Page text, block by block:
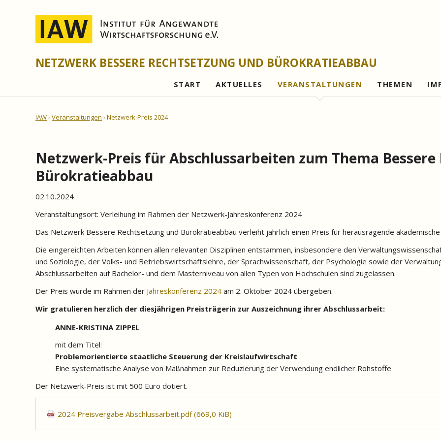
NETZWERK BESSERE RECHTSETZUNG UND BÜROKRATIEABBAU
START AKTUELLES VERANSTALTUNGEN THEMEN
Bürokratieabbau
IAW Veranstaltungen Netzwerk-Preis 2024
Netzwerk-Preis für Abschlussarbeiten zum Thema
Bürokratieabbau
02.10.2024
Veranstaltungsort: Verleihung im Rahmen der Netzwerk-Jahreskonferenz 2024
Das Netzwerk Bessere Rechtsetzung und Bürokratieabbau verleiht jährlich einen Preis für herausragende
Die eingereichten Arbeiten können allen relevanten Disziplinen entstammen, insbesondere den
und Soziologie, der Volks- und Betriebswirtschaftslehre, der Sprachwissenschaft, der Psychologie sowie der
Abschlussarbeiten auf Bachelor- und dem Masterniveau von allen Typen von Hochschulen sind zugelassen.
Der Preis wurde im Rahmen der Jahreskonferenz 2024 am 2. Oktober 2024 übergeben.
Wir gratulieren herzlich der diesjährigen Preisträgerin zur Auszeichnung ihrer Abschlussarbeit:
ANNE-KRISTINA ZIPPEL
mit dem Titel:
Problemorientierte staatliche Steuerung der Kreislaufwirtschaft
Eine systematische Analyse von Maßnahmen zur Reduzierung der Verwendung endlicher Rohstoffe
Der Netzwerk-Preis ist mit 500 Euro dotiert.
2024 Preisvergabe Abschlussarbeit.pdf(669,0 KiB)